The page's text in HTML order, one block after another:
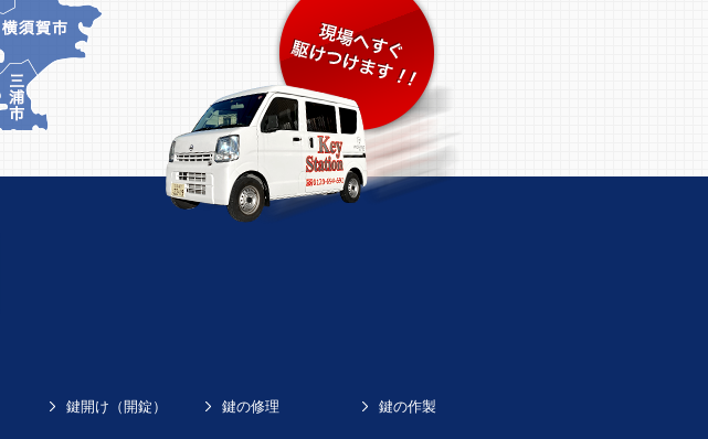
鍵開け（開錠） 鍵の修理 鍵の作製